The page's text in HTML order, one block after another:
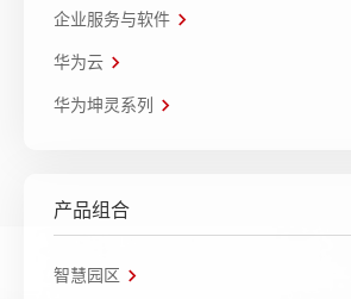
企业服务与软件
华为云
华为坤灵系列
产品组合
智慧园区